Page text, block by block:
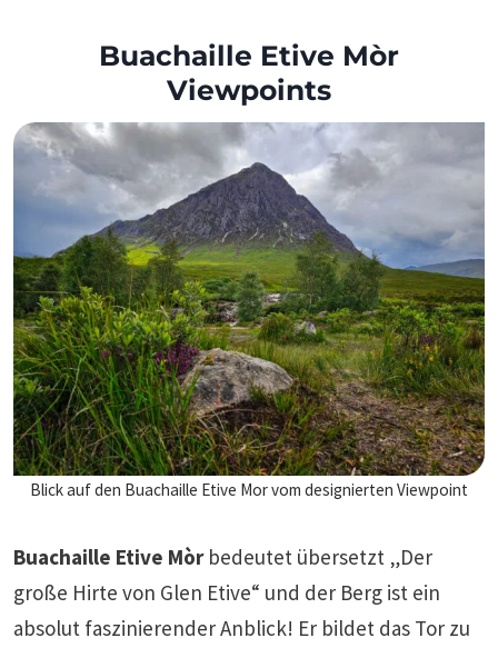
Buachaille Etive Mòr
Viewpoints
Blick auf den Buachaille Etive Mor vom designierten Viewpoint
Buachaille Etive Mòrbedeutet übersetzt „Der
große Hirte von Glen Etive“ und der Berg ist ein
absolut faszinierender Anblick! Er bildet das Tor zu